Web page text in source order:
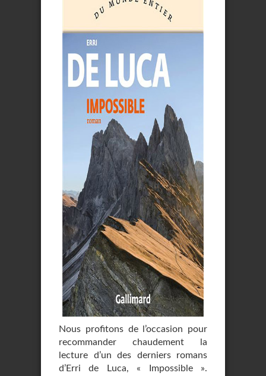
Nous profitons de l’occasion pour
recommander chaudement la
lecture d’un des derniers romans
d’Erri de Luca, « Impossible ».